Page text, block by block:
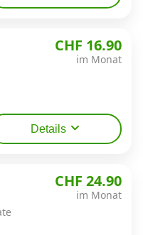
CHF 16.90
im Monat
Details
CHF 24.90
im Monat